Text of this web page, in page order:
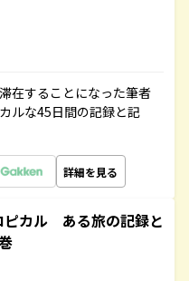
在することになった筆者
ルな45日間の記録と記
詳細を見る
ピカル ある旅の記録と